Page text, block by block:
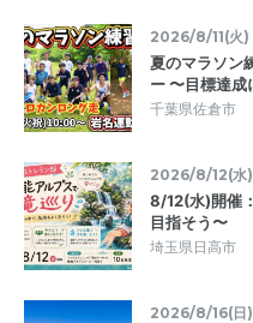
2026/8/11(火)
夏のマラソン
ー 〜目標達
千葉県佐倉市
2026/8/12(水)
8/12(水)開催
目指そう〜
埼玉県日高市
2026/8/16(日)